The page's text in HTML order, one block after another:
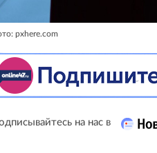
pxhere.com
на нас в